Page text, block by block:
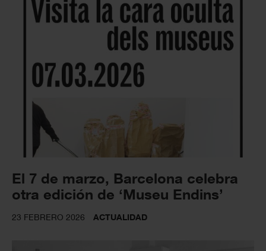
El 7 de marzo, Barcelona celebra
otra edición de ‘Museu Endins’
23 FEBRERO 2026 ACTUALIDAD